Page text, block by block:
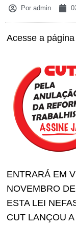
Por admin
Acesse a
ENTRARÁ EM
NOVEMBRO
ESTA LEI
CUT LANÇOU